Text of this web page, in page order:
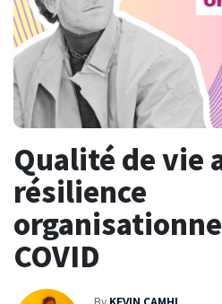
Qualité de vie
résilience
COVID